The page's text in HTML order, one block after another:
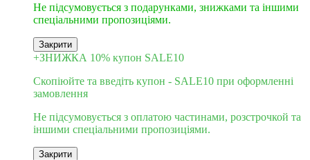
Не підсумовується з подарунками, знижками та іншими
спеціальними пропозиціями.
Закрити
+ЗНИЖКА 10% купон SALE10
Скопіюйте та введіть купон - SALE10 при оформленні
замовлення
Не підсумовується з оплатою частинами, розстрочкой та
іншими спеціальними пропозиціями.
Закрити